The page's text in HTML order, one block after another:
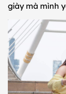
giày mà mình